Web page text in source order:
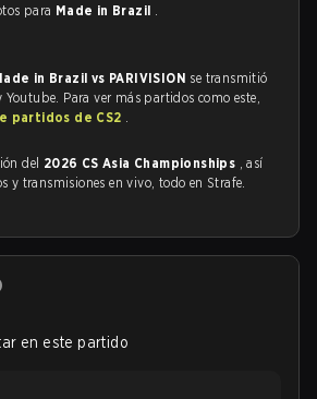
para Made in Brazil .
in Brazil vs PARIVISION se transmitió
Para ver más partidos como este,
partidos de CS2 .
del 2026 CS Asia Championships , así
y transmisiones en vivo, todo en Strafe.
en este partido